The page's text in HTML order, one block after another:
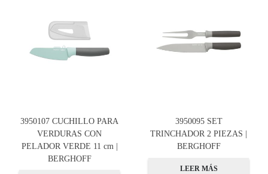
3950107 CUCHILLO PARA
VERDURAS CON
PELADOR VERDE 11 cm |
BERGHOFF
3950095 SET
TRINCHADOR 2 PIEZAS |
BERGHOFF
LEER MÁS